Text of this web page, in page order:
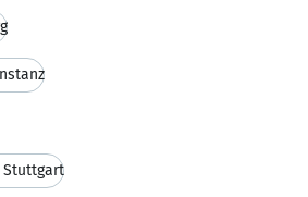
Stuttgart